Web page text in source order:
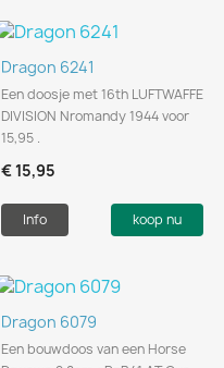
Dragon 6241
Een doosje met 16th LUFTWAFFE
DIVISION Nromandy 1944 voor
15,95 .
€ 15,95
Info koop nu
Dragon 6079
Een bouwdoos van een Horse